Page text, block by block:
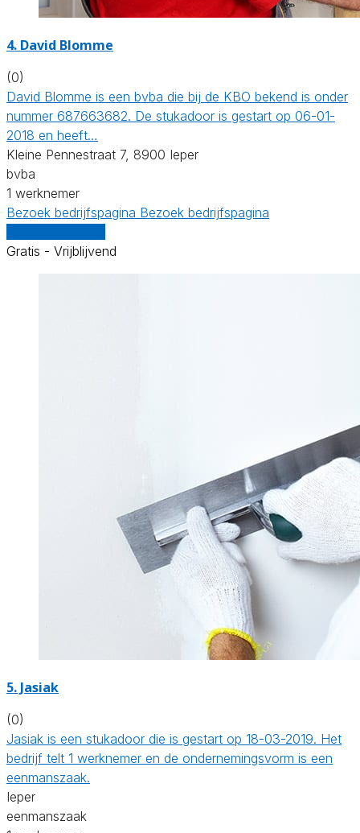
4. David Blomme
(0)
David Blomme is een bvba die bij de KBO bekend is onder
nummer 687663682. De stukadoor is gestart op 06-01-
2018 en heeft…
Kleine Pennestraat 7, 8900 Ieper
bvba
1 werknemer
Bezoek bedrijfspagina Bezoek bedrijfspagina
Gratis - Vrijblijvend
5. Jasiak
(0)
Jasiak is een stukadoor die is gestart op 18-03-2019. Het
bedrijf telt 1 werknemer en de ondernemingsvorm is een
eenmanszaak.
Ieper
eenmanszaak